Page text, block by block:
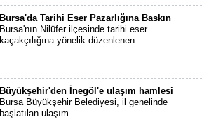
Bursa'da Tarihi Eser Pazarlığına Baskın
Bursa'nın Nilüfer ilçesinde tarihi eser
kaçakçılığına yönelik düzenlenen...
Büyükşehir'den İnegöl'e ulaşım hamlesi
​Bursa Büyükşehir Belediyesi, il genelinde
başlatılan ulaşım...